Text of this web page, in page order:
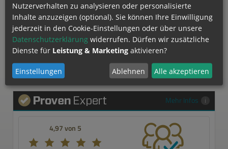
Branche
Zeitschriftenverlag
Mehr Infos
4,97 von 5
Nutzerverhalten zu analysieren oder personalisierte
Inhalte anzuzeigen (optional). Sie können Ihre Einwilligung
jederzeit in den Cookie-Einstellungen oder über unsere
Datenschutzerklärung widerrufen. Dürfen wir zusätzliche
Dienste für Leistung & Marketing aktivieren?
Einstellungen Ablehnen Alle akzeptieren